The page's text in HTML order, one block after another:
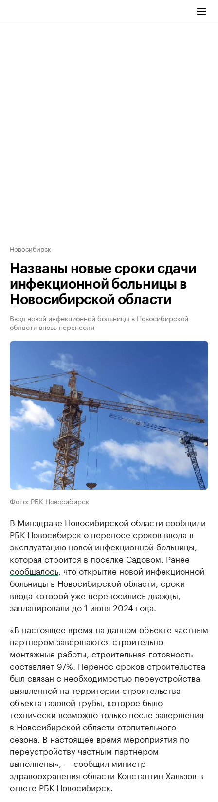
Новосибирск
Названы новые сроки сдачи
инфекционной больницы в
Новосибирской области
Ввод новой инфекционной больницы в Новосибирской
области вновь перенесли
Фото: РБК Новосибирск
В Минздраве Новосибирской области сообщили
РБК Новосибирск о переносе сроков ввода в
эксплуатацию новой инфекционной больницы,
которая строится в поселке Садовом. Ранее
сообщалось , что открытие новой инфекционной
больницы в Новосибирской области, сроки
ввода которой уже переносились дважды,
запланировали до 1 июня 2024 года.
«В настоящее время на данном объекте частным
партнером завершаются строительно-
монтажные работы, строительная готовность
составляет 97%. Перенос сроков строительства
был связан с необходимостью переустройства
выявленной на территории строительства
объекта газовой трубы, которое было
технически возможно только после завершения
в Новосибирской области отопительного
сезона. В настоящее время мероприятия по
переустройству частным партнером
выполнены», — сообщил министр
здравоохранения области Константин Хальзов в
ответе РБК Новосибирск.